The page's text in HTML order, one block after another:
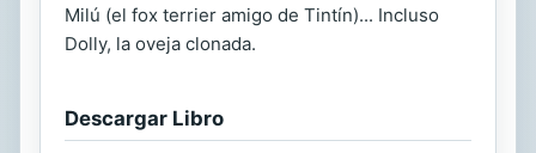
Milú (el fox terrier amigo de Tintín)... Incluso
Dolly, la oveja clonada.
Descargar Libro